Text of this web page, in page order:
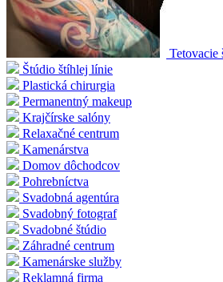
Tetovacie
Štúdio štíhlej línie
Plastická chirurgia
Permanentný makeup
Krajčírske salóny
Relaxačné centrum
Kamenárstva
Domov dôchodcov
Pohrebníctva
Svadobná agentúra
Svadobný fotograf
Svadobné štúdio
Záhradné centrum
Kamenárske služby
Reklamná firma